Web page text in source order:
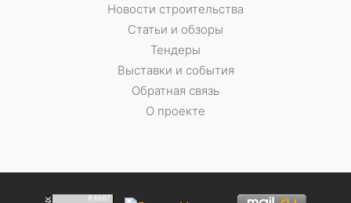
Новости строительства
Статьи и обзоры
Тендеры
Выставки и события
Обратная связь
О проекте